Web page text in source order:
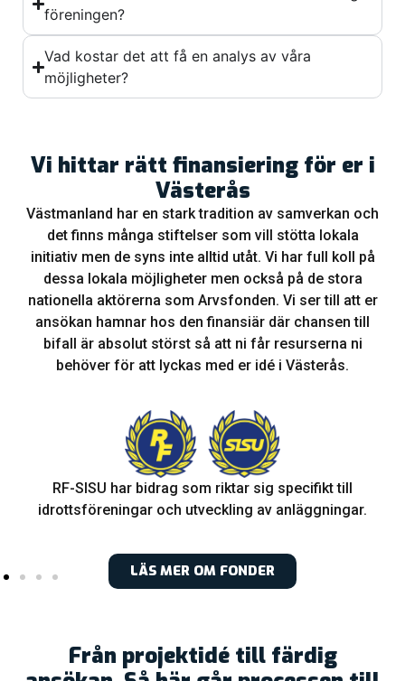
föreningen?
Vad kostar det att få en analys av våra
möjligheter?
Vi hittar rätt finansiering för er i
Västerås
Västmanland har en stark tradition av samverkan och
det finns många stiftelser som vill stötta lokala
initiativ men de syns inte alltid utåt. Vi har full koll på
dessa lokala möjligheter men också på de stora
nationella aktörerna som Arvsfonden. Vi ser till att er
ansökan hamnar hos den finansiär där chansen till
bifall är absolut störst så att ni får resurserna ni
behöver för att lyckas med er idé i Västerås.
RF-SISU har bidrag som riktar sig specifikt till
idrottsföreningar och utveckling av anläggningar.
LÄS MER OM FONDER
Från projektidé till färdig